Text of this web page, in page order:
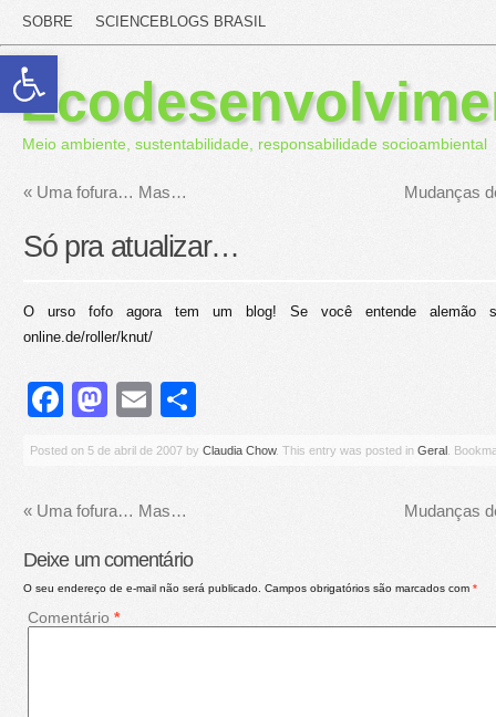
Abrir a barra de ferramentas
SOBRE SCIENCEBLOGS BRASIL
Meio ambiente, sustentabilidade, responsabilidade socioambiental
« Uma fofura… Mas… Mudanças
Só pra atualizar…
O urso fofo agora tem um blog! Se você entende alemão
online.de/roller/knut/
Facebook
Mastodon
Email
Posted on 5 de abril de 2007 by Claudia Chow. This entry was posted in Geral .
« Uma fofura… Mas… Mudanças
Deixe um comentário
O seu endereço de e-mail não será publicado. Campos obrigatórios são marcados com *
Comentário *